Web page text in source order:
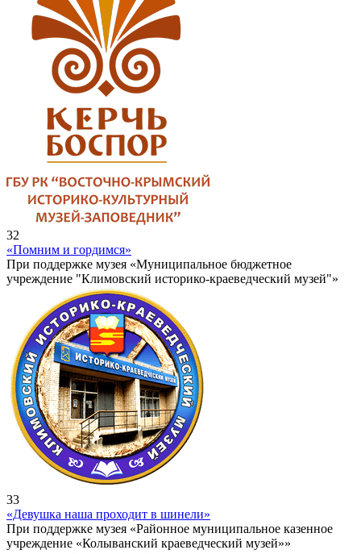
32
«Помним и гордимся»
При поддержке музея «Муниципальное бюджетное
учреждение "Климовский историко-краеведческий музей"»
33
«Девушка наша проходит в шинели»
При поддержке музея «Районное муниципальное казенное
учреждение «Колыванский краеведческий музей»»